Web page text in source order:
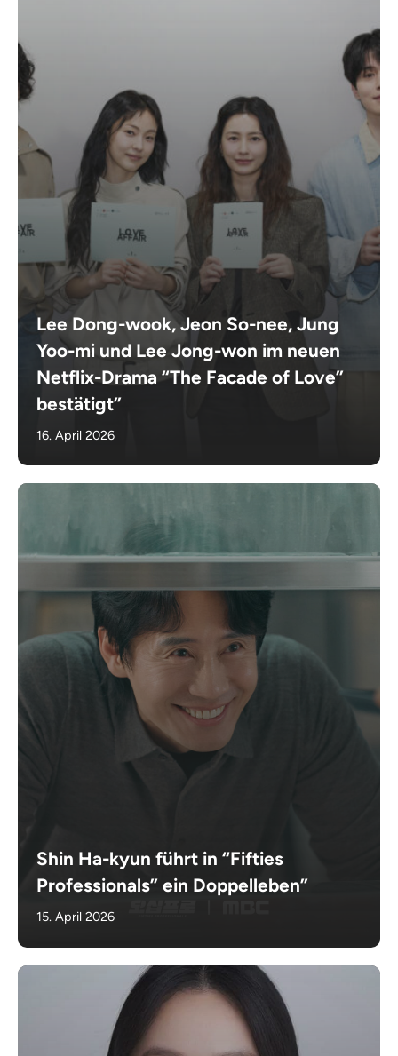
Lee Dong-wook, Jeon So-nee, Jung
Yoo-mi und Lee Jong-won im neuen
Netflix-Drama “The Facade of Love”
bestätigt”
16. April 2026
Shin Ha-kyun führt in “Fifties
Professionals” ein Doppelleben”
15. April 2026